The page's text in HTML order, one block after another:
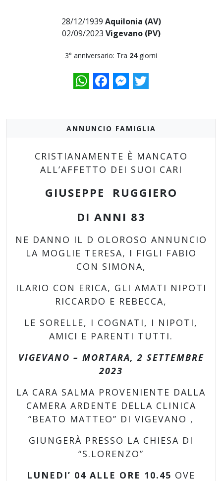
28/12/1939 Aquilonia (AV)
02/09/2023 Vigevano (PV)
3° anniversario: Tra 24giorni
WhatsAppFacebookMessenger
Twitter
ANNUNCIO FAMIGLIA
CRISTIANAMENTE È MANCATO
ALL’AFFETTO DEI SUOI CARI
GIUSEPPE RUGGIERO
DI ANNI 83
NE DANNO IL D OLOROSO ANNUNCIO
LA MOGLIE TERESA, I FIGLI FABIO
CON SIMONA,
ILARIO CON ERICA, GLI AMATI NIPOTI
RICCARDO E REBECCA,
LE SORELLE, I COGNATI, I NIPOTI,
AMICI E PARENTI TUTTI.
VIGEVANO – MORTARA, 2 SETTEMBRE
2023
LA CARA SALMA PROVENIENTE DALLA
CAMERA ARDENTE DELLA CLINICA
“BEATO MATTEO” DI VIGEVANO ,
GIUNGERÀ PRESSO LA CHIESA DI
“S.LORENZO”
LUNEDI’ 04 ALLE ORE 1 0.45 OVE